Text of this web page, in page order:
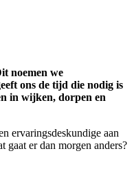
noemen we
ons de tijd die nodig is
in wijken, dorpen en
ervaringsdeskundige aan
gaat er dan morgen anders?